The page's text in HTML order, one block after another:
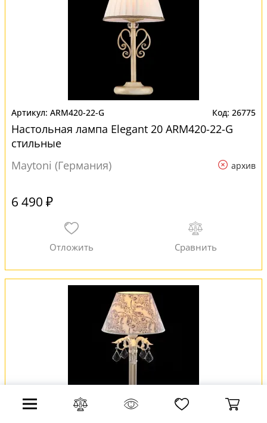
ARM420-22-G 26775
Настольная лампа Elegant 20 ARM420-22-G
стильные
Maytoni (Германия)
архив
6 490 ₽